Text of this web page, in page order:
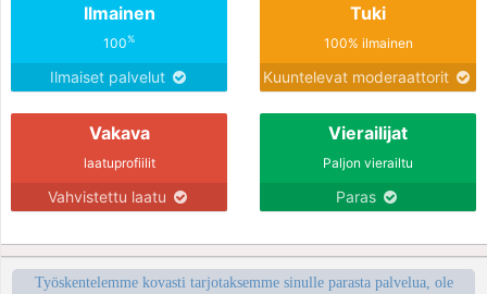
Ilmainen
100%
Ilmaiset palvelut
Tuki
100% ilmainen
Kuuntelevat moderaattorit
Vakava
laatuprofiilit
Vahvistettu laatu
Vierailijat
Paljon vierailtu
Paras
Työskentelemme kovasti tarjotaksemme sinulle parasta palvelua, ole